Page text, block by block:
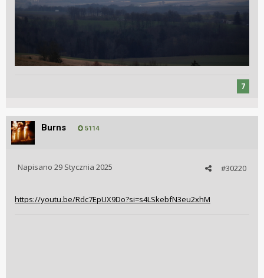
7
Burns 5114
#30220
Napisano 29 Stycznia 2025
https://youtu.be/Rdc7EpUX9Do?si=s4LSkebfN3eu2xhM